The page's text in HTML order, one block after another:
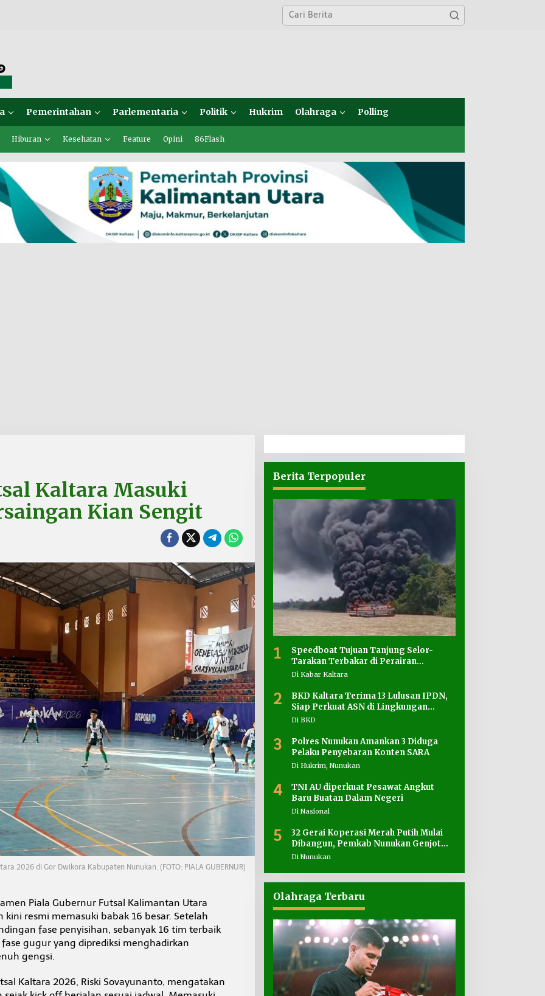
Pemerintahan Parlementaria Politik Hukrim Olahraga Polling
Hiburan Kesehatan Feature Opini 86Flash
Kaltara Masuki
Kian Sengit
2026 di Gor Dwikora Kabupaten Nunukan. (FOTO: PIALA GUBERNUR)
Piala Gubernur Futsal Kalimantan Utara
resmi memasuki babak 16 besar. Setelah
fase penyisihan, sebanyak 16 tim terbaik
gugur yang diprediksi menghadirkan
gengsi.
Kaltara 2026, Riski Sovayunanto, mengatakan
Berita Terpopuler
1
Speedboat Tujuan Tanjung Selor-
Tarakan Terbakar di Perairan
Salimbatu
Di Kabar Kaltara
2
BKD Kaltara Terima 13 Lulusan IPDN,
Siap Perkuat ASN di Lingkungan
Pemprov
Di BKD
3
Polres Nunukan Amankan 3 Diduga
Pelaku Penyebaran Konten SARA
Di Hukrim, Nunukan
4
TNI AU diperkuat Pesawat Angkut
Baru Buatan Dalam Negeri
Di Nasional
5
32 Gerai Koperasi Merah Putih Mulai
Dibangun, Pemkab Nunukan Genjot
Penyediaan Lahan
Di Nunukan
Olahraga Terbaru